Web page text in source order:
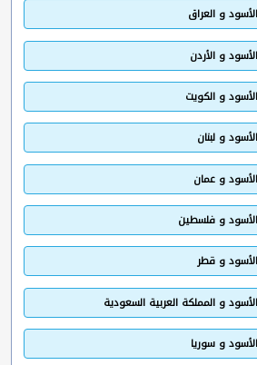
و العراق
و الأردن
و الكويت
و لبنان
و عمان
و فلسطين
و قطر
و المملكة العربية السعودية
و سوريا